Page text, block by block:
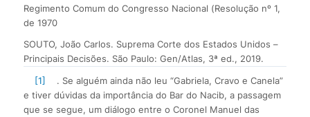
Regimento Comum do Congresso Nacional (Resolução nº 1,
de 1970
SOUTO, João Carlos. Suprema Corte dos Estados Unidos –
Principais Decisões. São Paulo: Gen/Atlas, 3ª ed., 2019.
[1]
. Se alguém ainda não leu “Gabriela, Cravo e Canela”
e tiver dúvidas da importância do Bar do Nacib, a passagem
que se segue, um diálogo entre o Coronel Manuel das